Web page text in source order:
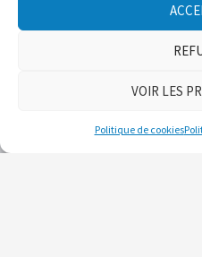
VOIR LES
Politique de cookies